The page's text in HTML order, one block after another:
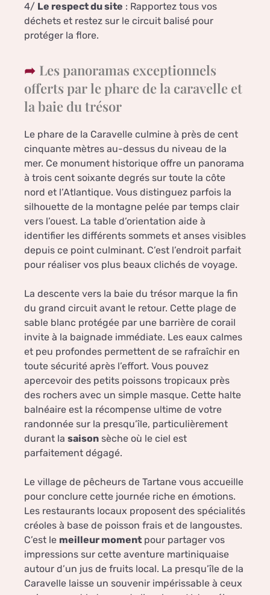
4/ Le respect du site : Rapportez tous vos
déchets et restez sur le circuit balisé pour
protéger la flore.
Les panoramas exceptionnels
offerts par le phare de la caravelle et
la baie du trésor
Le phare de la Caravelle culmine à près de cent
cinquante mètres au-dessus du niveau de la
mer. Ce monument historique offre un panorama
à trois cent soixante degrés sur toute la côte
nord et l’Atlantique. Vous distinguez parfois la
silhouette de la montagne pelée par temps clair
vers l’ouest. La table d’orientation aide à
identifier les différents sommets et anses visibles
depuis ce point culminant. C’est l’endroit parfait
pour réaliser vos plus beaux clichés de voyage.
La descente vers la baie du trésor marque la fin
du grand circuit avant le retour. Cette plage de
sable blanc protégée par une barrière de corail
invite à la baignade immédiate. Les eaux calmes
et peu profondes permettent de se rafraîchir en
toute sécurité après l’effort. Vous pouvez
apercevoir des petits poissons tropicaux près
des rochers avec un simple masque. Cette halte
balnéaire est la récompense ultime de votre
randonnée sur la presqu’île, particulièrement
durant la saison sèche où le ciel est
parfaitement dégagé.
Le village de pêcheurs de Tartane vous accueille
pour conclure cette journée riche en émotions.
Les restaurants locaux proposent des spécialités
créoles à base de poisson frais et de langoustes.
C’est le meilleur moment pour partager vos
impressions sur cette aventure martiniquaise
autour d’un jus de fruits local. La presqu’île de la
Caravelle laisse un souvenir impérissable à ceux